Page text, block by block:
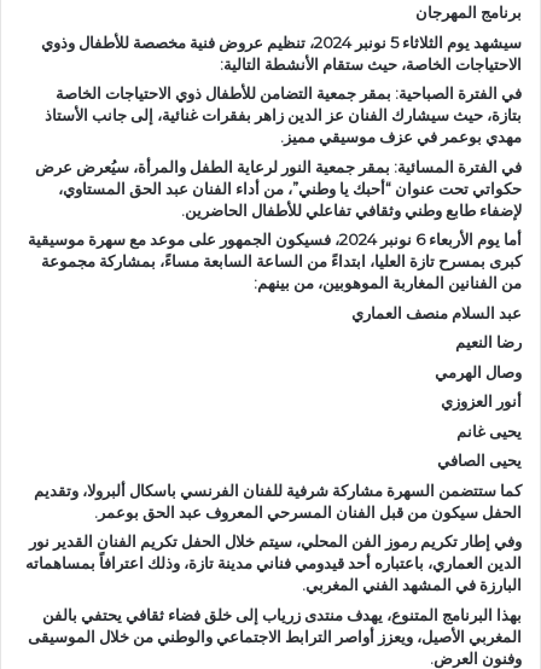
برنامج المهرجان
سيشهد يوم الثلاثاء 5 نونبر 2024، تنظيم عروض فنية مخصصة للأطفال وذوي
الاحتياجات الخاصة، حيث ستقام الأنشطة التالية:
في الفترة الصباحية: بمقر جمعية التضامن للأطفال ذوي الاحتياجات الخاصة
بتازة، حيث سيشارك الفنان عز الدين زاهر بفقرات غنائية، إلى جانب الأستاذ
مهدي بوعمر في عزف موسيقي مميز.
في الفترة المسائية: بمقر جمعية النور لرعاية الطفل والمرأة، سيُعرض عرض
حكواتي تحت عنوان “أحبك يا وطني”، من أداء الفنان عبد الحق المستاوي،
لإضفاء طابع وطني وثقافي تفاعلي للأطفال الحاضرين.
أما يوم الأربعاء 6 نونبر 2024، فسيكون الجمهور على موعد مع سهرة موسيقية
كبرى بمسرح تازة العليا، ابتداءً من الساعة السابعة مساءً، بمشاركة مجموعة
من الفنانين المغاربة الموهوبين، من بينهم:
عبد السلام منصف العماري
رضا النعيم
وصال الهرمي
أنور العزوزي
يحيى غانم
يحيى الصافي
كما ستتضمن السهرة مشاركة شرفية للفنان الفرنسي باسكال ألبرولا، وتقديم
الحفل سيكون من قبل الفنان المسرحي المعروف عبد الحق بوعمر.
وفي إطار تكريم رموز الفن المحلي، سيتم خلال الحفل تكريم الفنان القدير نور
الدين العماري، باعتباره أحد قيدومي فناني مدينة تازة، وذلك اعترافاً بمساهماته
البارزة في المشهد الفني المغربي.
بهذا البرنامج المتنوع، يهدف منتدى زرياب إلى خلق فضاء ثقافي يحتفي بالفن
المغربي الأصيل، ويعزز أواصر الترابط الاجتماعي والوطني من خلال الموسيقى
وفنون العرض.